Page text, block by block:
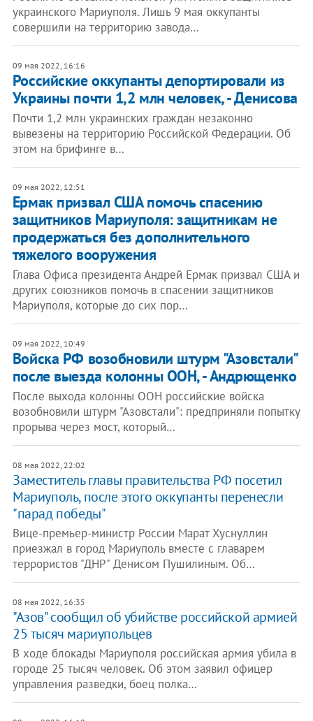
украинского Мариуполя. Лишь 9 мая оккупанты
совершили на территорию завода…
09 мая 2022, 16:16
Российские оккупанты депортировали из
Украины почти 1,2 млн человек, - Денисова
Почти 1,2 млн украинских граждан незаконно
вывезены на территорию Российской Федерации. Об
этом на брифинге в…
09 мая 2022, 12:51
Ермак призвал США помочь спасению
защитников Мариуполя: защитникам не
продержаться без дополнительного
тяжелого вооружения
Глава Офиса президента Андрей Ермак призвал США и
других союзников помочь в спасении защитников
Мариуполя, которые до сих пор…
09 мая 2022, 10:49
Войска РФ возобновили штурм "Азовстали"
после выезда колонны ООН, - Андрющенко
После выхода колонны ООН российские войска
возобновили штурм "Азовстали": предприняли попытку
прорыва через мост, который…
08 мая 2022, 22:02
Заместитель главы правительства РФ посетил
Мариуполь, после этого оккупанты перенесли
"парад победы"
Вице-премьер-министр России Марат Хуснуллин
приезжал в город Мариуполь вместе с главарем
террористов "ДНР" Денисом Пушилиным. Об…
08 мая 2022, 16:35
"Азов" сообщил об убийстве российской армией
25 тысяч мариупольцев
В ходе блокады Мариуполя российская армия убила в
городе 25 тысяч человек. Об этом заявил офицер
управления разведки, боец полка…